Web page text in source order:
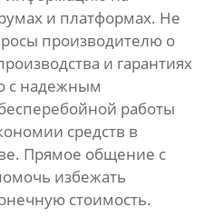
и платформах. Не
производителю о
и гарантиях
с надежным
работы
средств в
Прямое общение с
избежать
стоимость.